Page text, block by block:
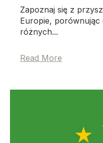
Zapoznaj się z
Europie,
różnych...
Read More